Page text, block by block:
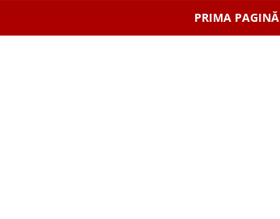
PRIMA PAGINĂ